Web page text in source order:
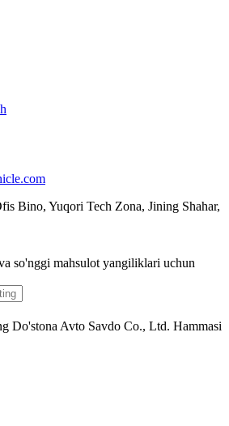
Bino, Yuqori Tech Zona, Jining Shahar,
so'nggi mahsulot yangiliklari uchun
Do'stona Avto Savdo Co., Ltd. Hammasi